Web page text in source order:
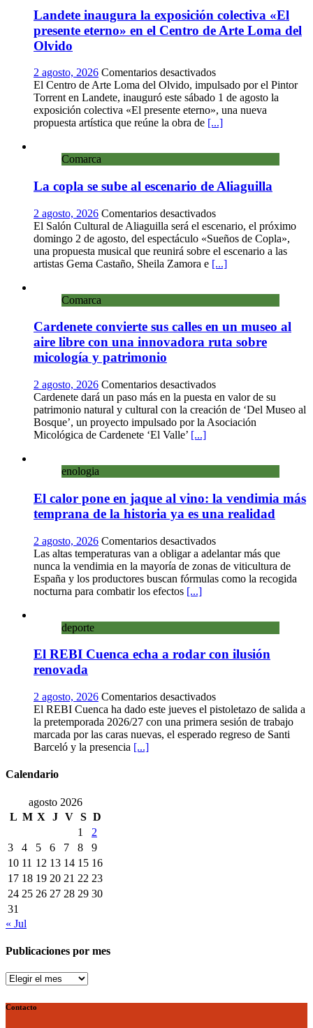
Landete inaugura la exposición colectiva «El
presente eterno» en el Centro de Arte Loma del
Olvido
2 agosto, 2026 Comentarios desactivadosen
Landete
inaugura
la
exposición
en
Centro
de
Arte
Loma
del
Olvido
El Centro de Arte Loma del Olvido, impulsado por el Pintor
Torrent en Landete, inauguró este sábado 1 de agosto la
exposición colectiva «El presente eterno», una nueva
propuesta artística que reúne la obra de [...]
Comarca
La copla se sube al escenario de Aliaguilla
2 agosto, 2026 Comentarios desactivadosen
La
copla
se
sube
El Salón Cultural de Aliaguilla será el escenario, el próximo
domingo 2 de agosto, del espectáculo «Sueños de Copla»,
una propuesta musical que reunirá sobre el escenario a las
artistas Gema Castaño, Sheila Zamora e [...]
Comarca
Cardenete convierte sus calles en un museo al
aire libre con una innovadora ruta sobre
micología y patrimonio
2 agosto, 2026 Comentarios desactivadosen
Cardenete
convierte
sus
aire
libre
con
innovadora
ruta
sobre
micología
Cardenete dará un paso más en la puesta en valor de su
patrimonio natural y cultural con la creación de ‘Del Museo al
Bosque’, un proyecto impulsado por la Asociación
Micológica de Cardenete ‘El Valle’ [...]
enologia
El calor pone en jaque al vino: la vendimia más
temprana de la historia ya es una realidad
2 agosto, 2026 Comentarios desactivadosen
El
calor
pone
vendimia
la
historia
ya
es
Las altas temperaturas van a obligar a adelantar más que
nunca la vendimia en la mayoría de zonas de viticultura de
España y los productores buscan fórmulas como la recogida
nocturna para combatir los efectos [...]
deporte
El REBI Cuenca echa a rodar con ilusión
renovada
2 agosto, 2026 Comentarios desactivadosen
El
REBI
Cuenca
El REBI Cuenca ha dado este jueves el pistoletazo de salida a
la pretemporada 2026/27 con una primera sesión de trabajo
marcada por las caras nuevas, el esperado regreso de Santi
Barceló y la presencia [...]
Calendario
agosto 2026
L M X J V S D
1
2
3
4 5 6 7 8
9
10 11 12 13 14 15 16
17 18 19 20 21 22 23
24 25 26 27 28 29 30
31
« Jul
Publicaciones por mes
Publicaciones
mes
Contacto